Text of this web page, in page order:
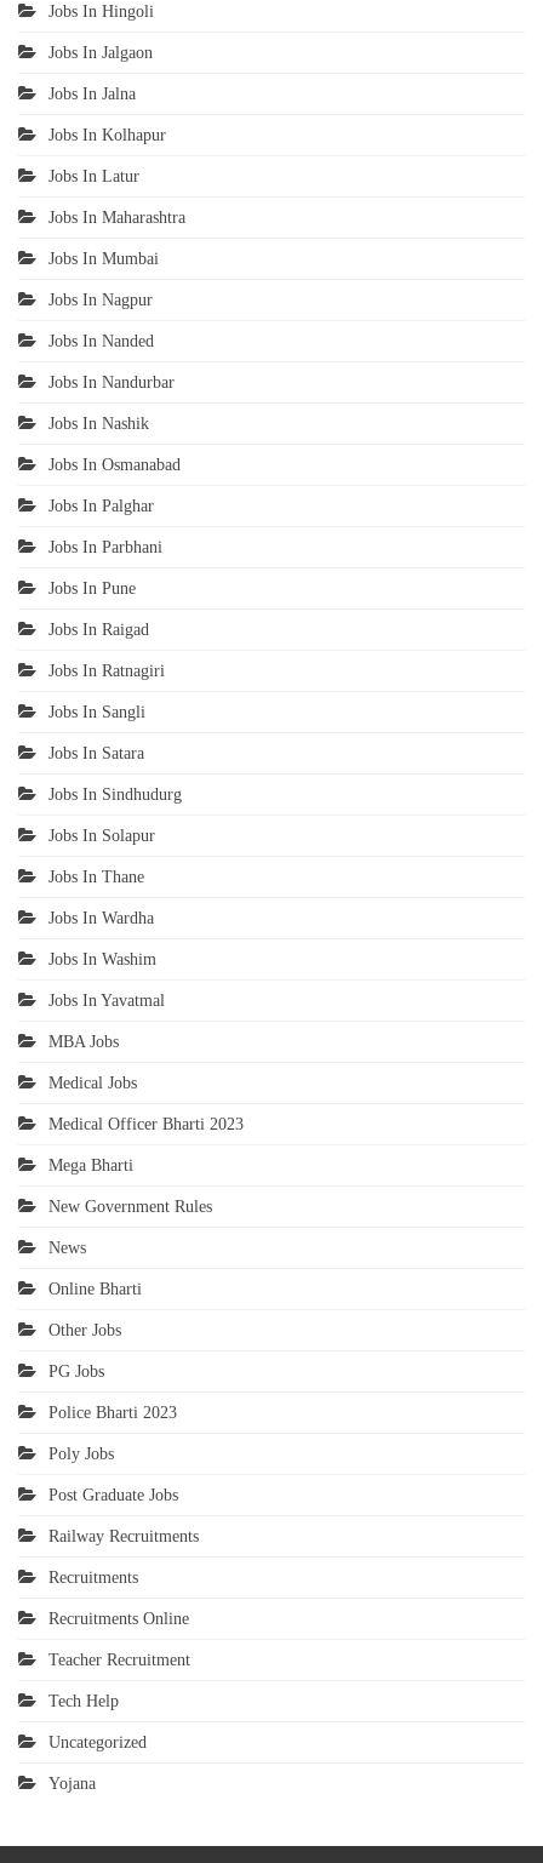
Jobs In Hingoli
Jobs In Jalgaon
Jobs In Jalna
Jobs In Kolhapur
Jobs In Latur
Jobs In Maharashtra
Jobs In Mumbai
Jobs In Nagpur
Jobs In Nanded
Jobs In Nandurbar
Jobs In Nashik
Jobs In Osmanabad
Jobs In Palghar
Jobs In Parbhani
Jobs In Pune
Jobs In Raigad
Jobs In Ratnagiri
Jobs In Sangli
Jobs In Satara
Jobs In Sindhudurg
Jobs In Solapur
Jobs In Thane
Jobs In Wardha
Jobs In Washim
Jobs In Yavatmal
MBA Jobs
Medical Jobs
Medical Officer Bharti 2023
Mega Bharti
New Government Rules
News
Online Bharti
Other Jobs
PG Jobs
Police Bharti 2023
Poly Jobs
Post Graduate Jobs
Railway Recruitments
Recruitments
Recruitments Online
Teacher Recruitment
Tech Help
Uncategorized
Yojana